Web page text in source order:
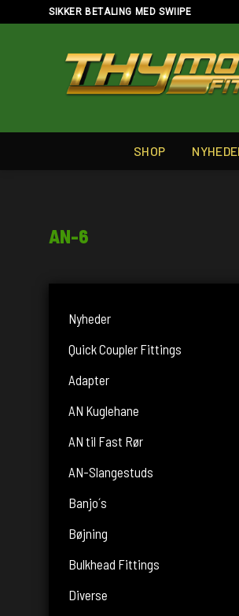
to
SIKKER BETALING MED SWIIPE
SHOP
AN-6
Nyheder
Quick Coupler Fittings
Adapter
AN Kuglehane
AN til Fast Rør
AN-Slangestuds
Banjo´s
Bøjning
Bulkhead Fittings
Diverse